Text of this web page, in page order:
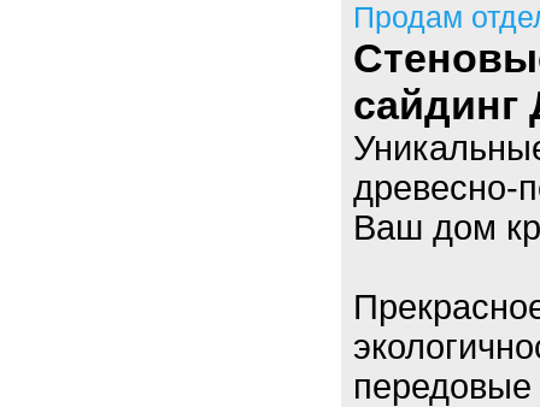
Продам
сайдинг
древесно-
Ваш дом
передовые